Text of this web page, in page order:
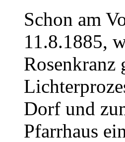
Schon am
11.8.1885,
Rosenkranz
Dorf und
Pfarrhaus